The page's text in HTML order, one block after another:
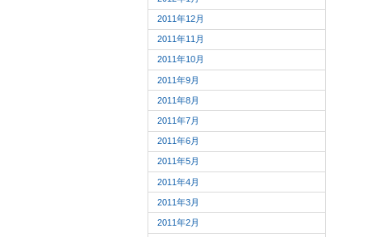
2011年12月
2011年11月
2011年10月
2011年9月
2011年8月
2011年7月
2011年6月
2011年5月
2011年4月
2011年3月
2011年2月